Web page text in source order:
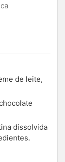
de leite,
dissolvida